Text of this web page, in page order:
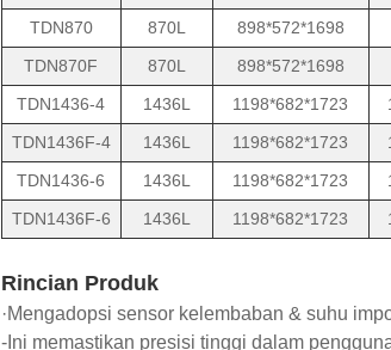
TDN870
870L 898*572*1698
TDN870F
870L 898*572*1698
TDN1436-4
1436L 1198*682*1723
TDN1436F-4
1436L 1198*682*1723
TDN1436-6
1436L 1198*682*1723
TDN1436F-6
1436L 1198*682*1723
Rincian Produk
·Mengadopsi sensor kelembaban & suhu
-Ini memastikan presisi tinggi dalam